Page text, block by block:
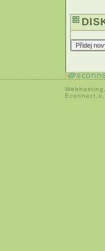
Webhosting